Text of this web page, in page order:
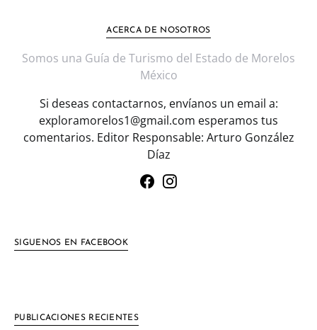
ACERCA DE NOSOTROS
Somos una Guía de Turismo del Estado de Morelos
México
Si deseas contactarnos, envíanos un email a:
exploramorelos1@gmail.com esperamos tus
comentarios. Editor Responsable: Arturo González
Díaz
SIGUENOS EN FACEBOOK
PUBLICACIONES RECIENTES